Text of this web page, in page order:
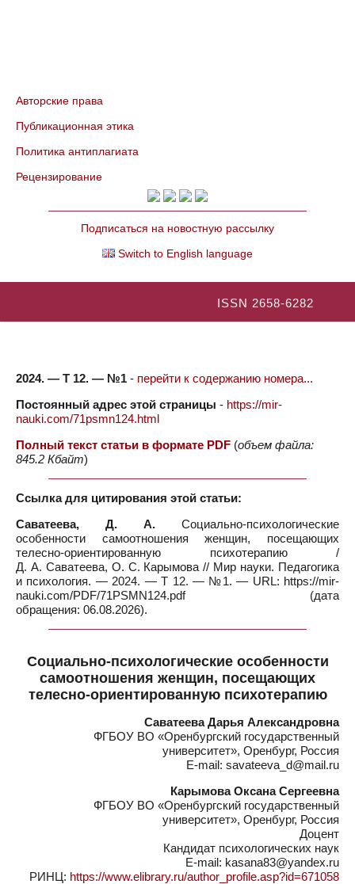
Авторские права
Публикационная этика
Политика антиплагиата
Рецензирование
Подписаться на новостную рассылку
Switch to English language
ISSN 2658-6282
2024. — Т 12. — №1 - перейти к содержанию номера...
Постоянный адрес этой страницы - https://mir-
nauki.com/71psmn124.html
Полный текст статьи в формате PDF (объем файла:
845.2 Кбайт)
Ссылка для цитирования этой статьи:
Саватеева, Д. А. Социально-психологические
особенности самоотношения женщин, посещающих
телесно-ориентированную психотерапию /
Д. А. Саватеева, О. С. Карымова // Мир науки. Педагогика
и психология. — 2024. — Т 12. — №1. — URL: https://mir-
nauki.com/PDF/71PSMN124.pdf (дата
обращения: 06.08.2026).
Социально-психологические особенности
самоотношения женщин, посещающих
телесно-ориентированную психотерапию
Саватеева Дарья Александровна
ФГБОУ ВО «Оренбургский государственный
университет», Оренбург, Россия
E-mail: savateeva_d@mail.ru
Карымова Оксана Сергеевна
ФГБОУ ВО «Оренбургский государственный
университет», Оренбург, Россия
Доцент
Кандидат психологических наук
E-mail: kasana83@yandex.ru
РИНЦ: https://www.elibrary.ru/author_profile.asp?id=671058